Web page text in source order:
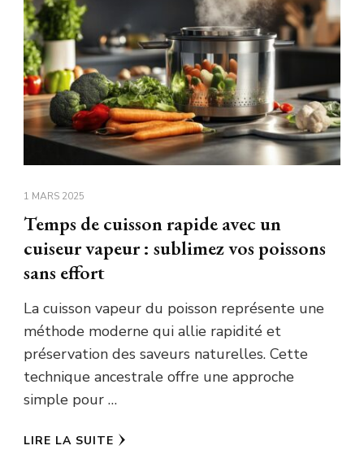
1 MARS 2025
Temps de cuisson rapide avec un
cuiseur vapeur : sublimez vos poissons
sans effort
La cuisson vapeur du poisson représente une
méthode moderne qui allie rapidité et
préservation des saveurs naturelles. Cette
technique ancestrale offre une approche
simple pour …
LIRE LA SUITE